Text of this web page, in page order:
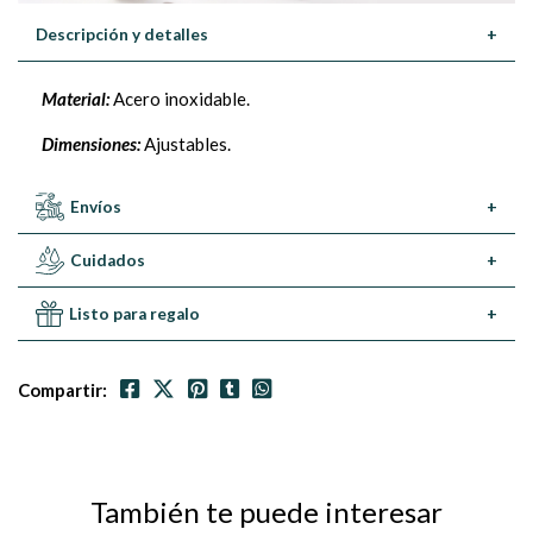
Descripción y detalles +
Material:Acero inoxidable.
Dimensiones:Ajustables.
Envíos +
Cuidados +
Listo para regalo +
Compartir:
También te puede interesar